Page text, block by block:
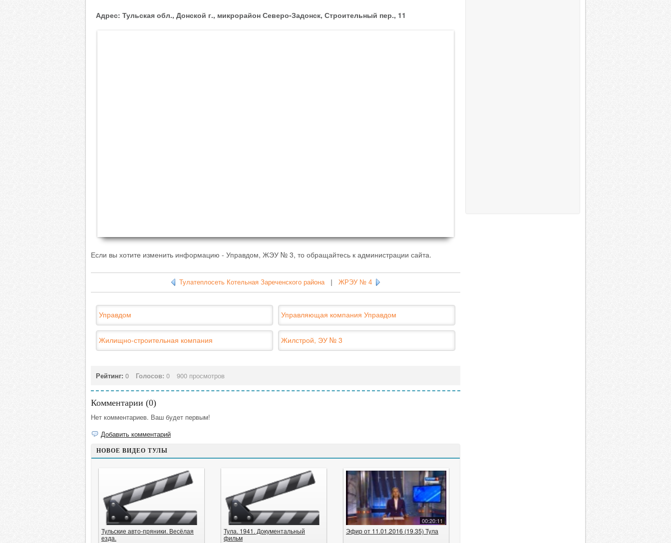
Адрес: Тульская обл., Донской г., микрорайон Северо-Задонск, Строительный пер., 11
Если вы хотите изменить информацию - Управдом, ЖЭУ № 3, то обращайтесь к администрации сайта.
Тулатеплосеть Котельная Зареченского района| ЖРЭУ № 4
Управдом Управляющая компания Управдом
Жилищно-строительная компания Жилстрой, ЭУ № 3
Рейтинг: 0 Голосов: 0 900 просмотров
Комментарии (0)
Нет комментариев. Ваш будет первым!
Добавить комментарий
НОВОЕ ВИДЕО ТУЛЫ
Тульские авто-пряники. Весёлая
езда.
Тула. 1941. Документальный
фильм
00:20:11
Эфир от 11.01.2016 (19.35) Тула